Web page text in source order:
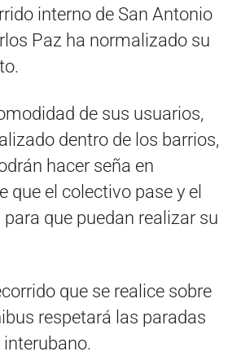
interno de San Antonio
Paz ha normalizado su
de sus usuarios,
dentro de los barrios,
hacer seña en
que el colectivo pase y el
que puedan realizar su
que se realice sobre
respetará las paradas